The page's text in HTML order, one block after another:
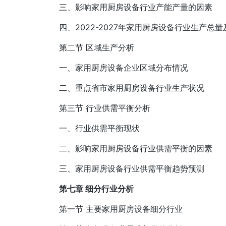
三、影响家用厨房设备行业产能产量的因素
四、2022-2027年家用厨房设备行业生产总量
第二节 区域生产分析
一、家用厨房设备企业区域分布情况
二、重点省市家用厨房设备行业生产状况
第三节 行业供需平衡分析
一、行业供需平衡现状
二、影响家用厨房设备行业供需平衡的因素
三、家用厨房设备行业供需平衡趋势预测
第七章 细分行业分析
第一节 主要家用厨房设备细分行业